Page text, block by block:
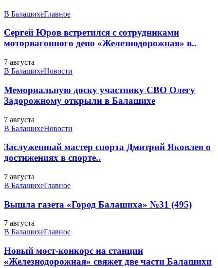
В БалашихеГлавное
Сергей Юров встретился с сотрудниками
моторвагонного депо «Железнодорожная» в..
7 августа
В БалашихеНовости
Мемориальную доску участнику СВО Олегу
Задорожному открыли в Балашихе
7 августа
В БалашихеНовости
Заслуженный мастер спорта Дмитрий Яковлев о
достижениях в спорте..
7 августа
В БалашихеГлавное
Вышла газета «Город Балашиха» №31 (495)
7 августа
В БалашихеГлавное
Новый мост-конкорс на станции
«Железнодорожная» свяжет две части Балашихи